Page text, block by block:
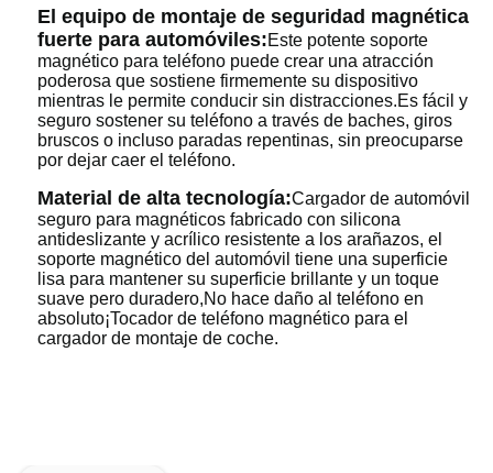
El equipo de montaje de seguridad magnética
fuerte para automóviles:Este potente soporte
magnético para teléfono puede crear una atracción
poderosa que sostiene firmemente su dispositivo
mientras le permite conducir sin distracciones.Es fácil y
seguro sostener su teléfono a través de baches, giros
bruscos o incluso paradas repentinas, sin preocuparse
por dejar caer el teléfono.
Material de alta tecnología:Cargador de automóvil
seguro para magnéticos fabricado con silicona
antideslizante y acrílico resistente a los arañazos, el
soporte magnético del automóvil tiene una superficie
lisa para mantener su superficie brillante y un toque
suave pero duradero,No hace daño al teléfono en
absoluto¡Tocador de teléfono magnético para el
cargador de montaje de coche.